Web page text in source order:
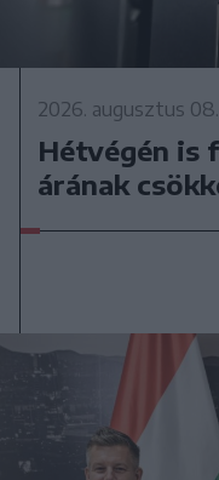
2026. augusztus
Hétvégén is
árának